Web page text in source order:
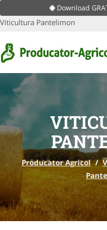
Download
Viticultura Pantelimon
Producator Agricol /